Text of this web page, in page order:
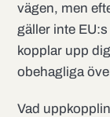
vägen, men
gäller inte
kopplar upp
obehagliga
Vad